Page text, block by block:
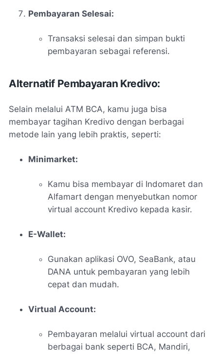
Pembayaran Selesai:
Transaksi selesai dan simpan bukti
pembayaran sebagai referensi.
Alternatif Pembayaran Kredivo:
Selain melalui ATM BCA, kamu juga bisa
membayar tagihan Kredivo dengan berbagai
metode lain yang lebih praktis, seperti:
Minimarket:
Kamu bisa membayar di Indomaret dan
Alfamart dengan menyebutkan nomor
virtual account Kredivo kepada kasir.
E-Wallet:
Gunakan aplikasi OVO, SeaBank, atau
DANA untuk pembayaran yang lebih
cepat dan mudah.
Virtual Account:
Pembayaran melalui virtual account dari
berbagai bank seperti BCA, Mandiri,